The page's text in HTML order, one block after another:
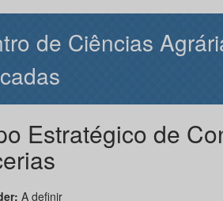
de Ciências
Estratégico de
A definir